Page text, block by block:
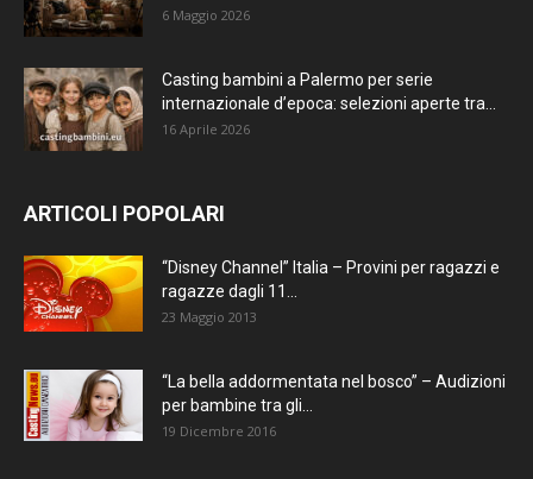
6 Maggio 2026
Casting bambini a Palermo per serie
internazionale d’epoca: selezioni aperte tra...
16 Aprile 2026
ARTICOLI POPOLARI
“Disney Channel” Italia – Provini per ragazzi e
ragazze dagli 11...
23 Maggio 2013
“La bella addormentata nel bosco” – Audizioni
per bambine tra gli...
19 Dicembre 2016